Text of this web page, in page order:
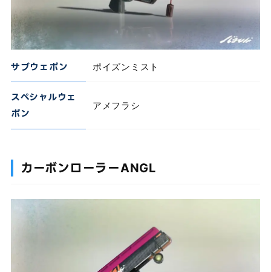
サブウェポン ポイズンミスト
スペシャルウェ
ポン
アメフラシ
カーボンローラーANGL